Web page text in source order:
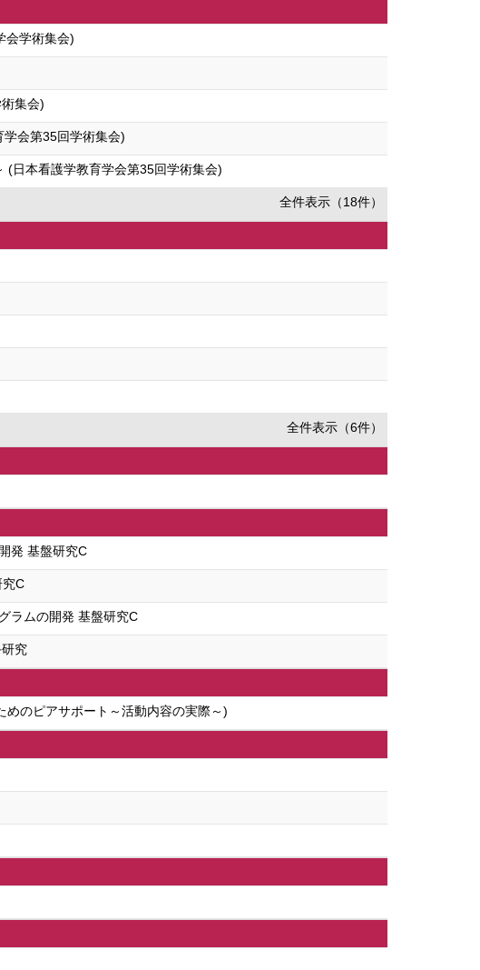
会学術集会)
集会)
会第35回学術集会)
(日本看護学教育学会第35回学術集会)
全件表示（18件）
全件表示（6件）
発 基盤研究C
究C
ラムの開発 基盤研究C
究
のピアサポート～活動内容の実際～)